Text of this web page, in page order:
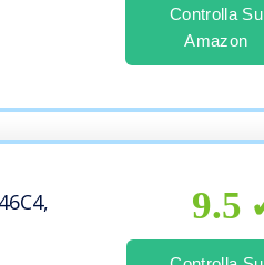
Controlla Su
Amazon
9.5